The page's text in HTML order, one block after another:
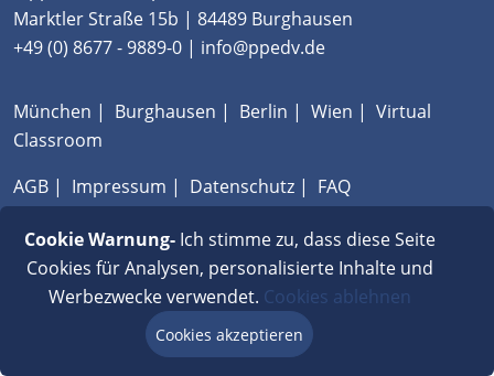
Marktler Straße 15b | 84489 Burghausen
+49 (0) 8677 - 9889-0 | info@ppedv.de
München | Burghausen | Berlin | Wien | Virtual
Classroom
AGB | Impressum | Datenschutz | FAQ
Cookie Warnung-Ich stimme zu, dass diese Seite
Cookies für Analysen, personalisierte Inhalte und
Werbezwecke verwendet. Cookies ablehnen
Cookies akzeptieren